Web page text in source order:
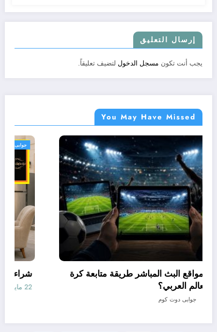
إرسال التعليق
يجب أنت تكون مسجل الدخول لتضيف تعليقاً.
You May Have Missed
جوابى
كيف غيّرت مواقع البث المباشر طريقة متابعة كرة
القدم في العالم العربي؟
19 مايو، 2026